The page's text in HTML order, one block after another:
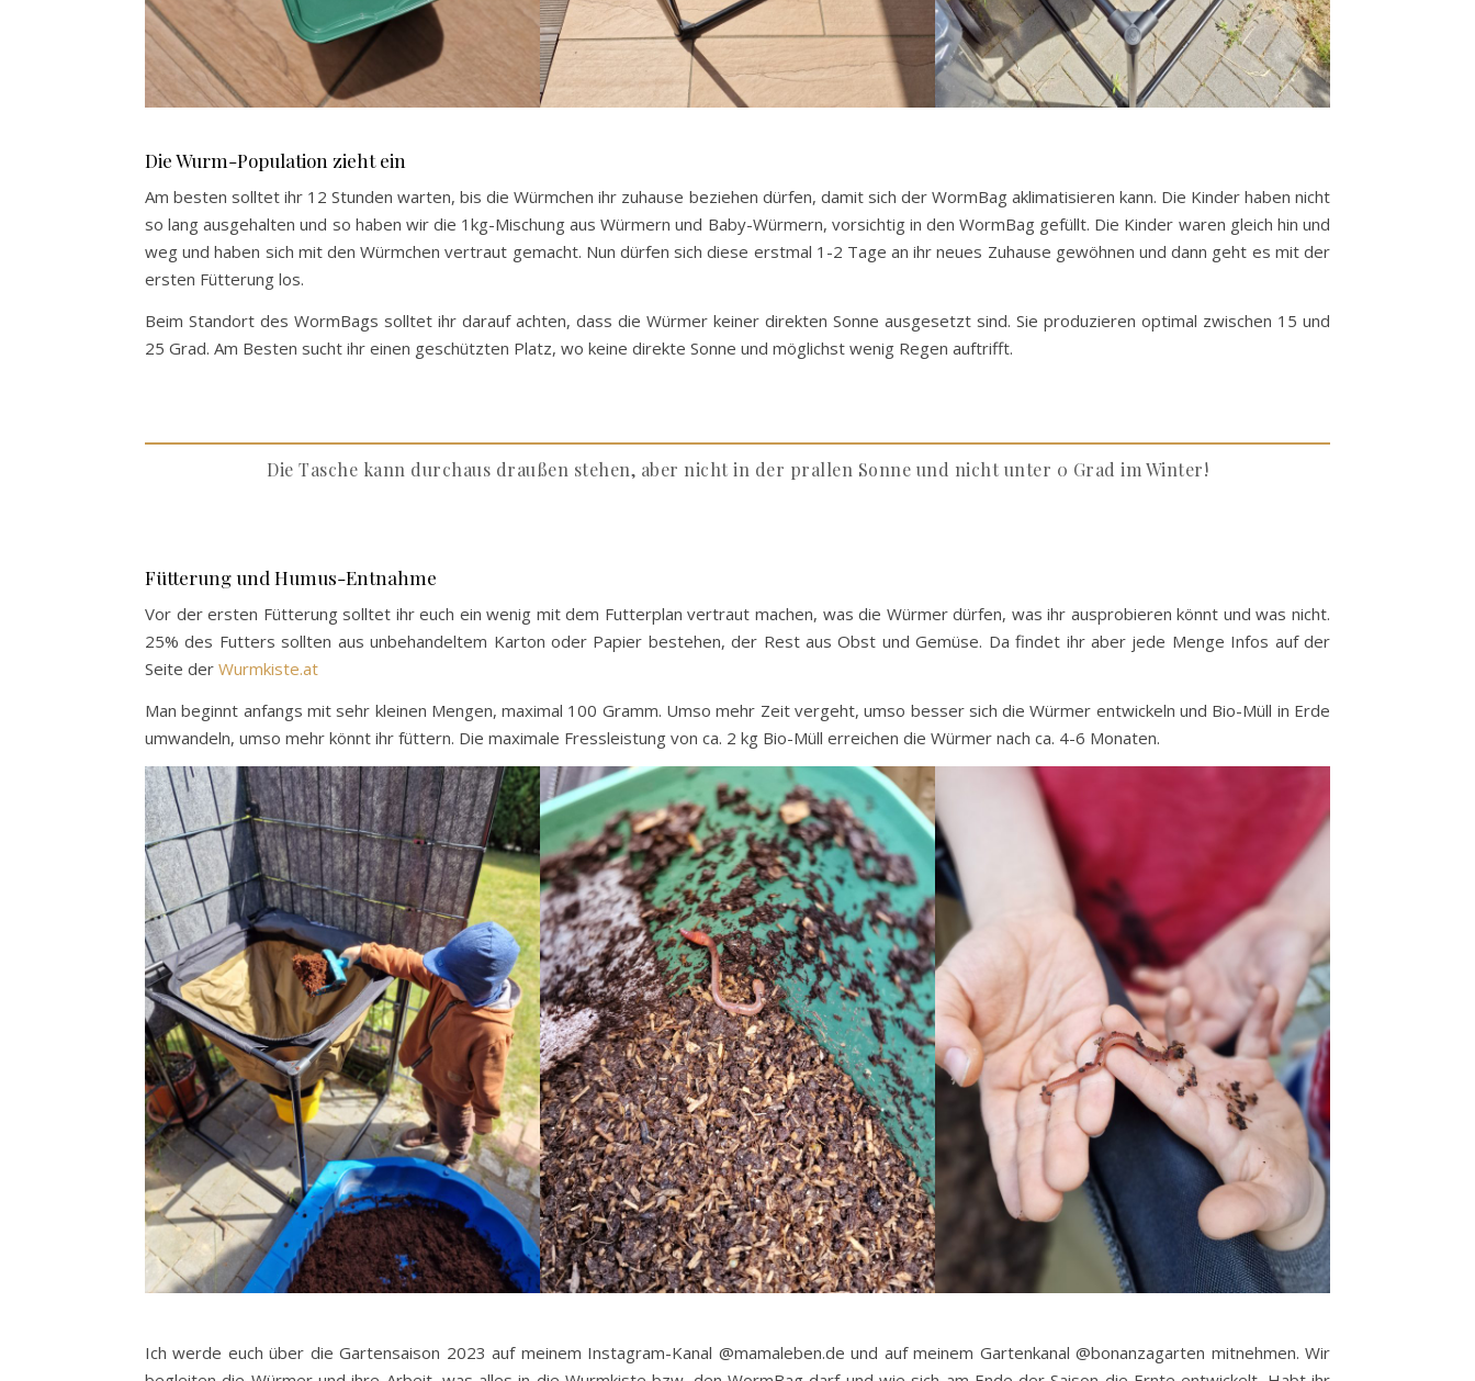
Die Wurm-Population zieht ein
Am besten solltet ihr 12 Stunden warten, bis die Würmchen ihr zuhause beziehen dürfen, damit sich der WormBag aklimatisieren kann. Die Kinder haben nicht
so lang ausgehalten und so haben wir die 1kg-Mischung aus Würmern und Baby-Würmern, vorsichtig in den WormBag gefüllt. Die Kinder waren gleich hin und
weg und haben sich mit den Würmchen vertraut gemacht. Nun dürfen sich diese erstmal 1-2 Tage an ihr neues Zuhause gewöhnen und dann geht es mit der
ersten Fütterung los.
Beim Standort des WormBags solltet ihr darauf achten, dass die Würmer keiner direkten Sonne ausgesetzt sind. Sie produzieren optimal zwischen 15 und
25 Grad. Am Besten sucht ihr einen geschützten Platz, wo keine direkte Sonne und möglichst wenig Regen auftrifft.
Die Tasche kann durchaus draußen stehen, aber nicht in der prallen Sonne und nicht unter 0 Grad im Winter!
Fütterung und Humus-Entnahme
Vor der ersten Fütterung solltet ihr euch ein wenig mit dem Futterplan vertraut machen, was die Würmer dürfen, was ihr ausprobieren könnt und was nicht.
25% des Futters sollten aus unbehandeltem Karton oder Papier bestehen, der Rest aus Obst und Gemüse. Da findet ihr aber jede Menge Infos auf der
Seite der Wurmkiste.at
Man beginnt anfangs mit sehr kleinen Mengen, maximal 100 Gramm. Umso mehr Zeit vergeht, umso besser sich die Würmer entwickeln und Bio-Müll in Erde
umwandeln, umso mehr könnt ihr füttern. Die maximale Fressleistung von ca. 2 kg Bio-Müll erreichen die Würmer nach ca. 4-6 Monaten.
Ich werde euch über die Gartensaison 2023 auf meinem Instagram-Kanal @mamaleben.de und auf meinem Gartenkanal @bonanzagarten mitnehmen. Wir